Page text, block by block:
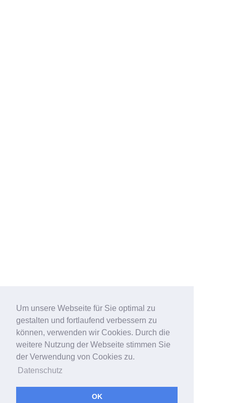
Um unsere Webseite für Sie optimal zu
gestalten und fortlaufend verbessern zu
können, verwenden wir Cookies. Durch die
weitere Nutzung der Webseite stimmen Sie
der Verwendung von Cookies zu.
Datenschutz
OK